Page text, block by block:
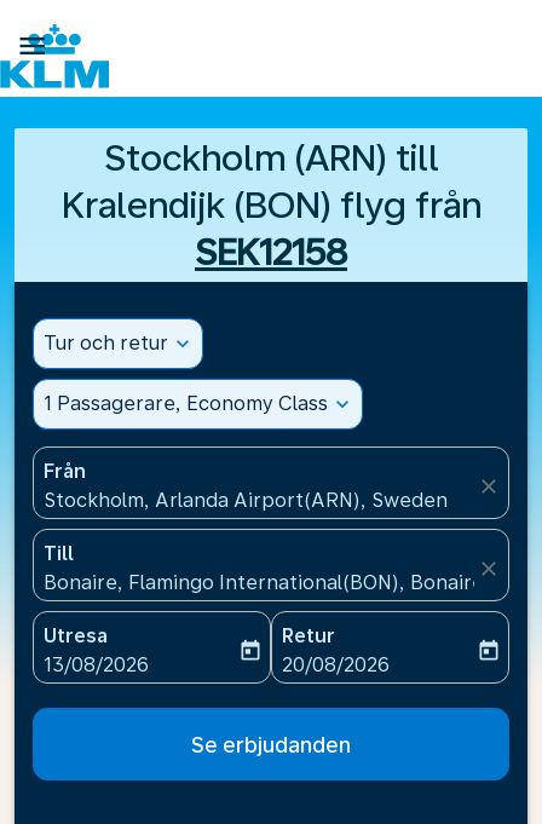

Stockholm (ARN) till
Kralendijk (BON) flyg från
SEK12158
Tur och retur expand_more
1 Passagerare, Economy Class expand_more
Från
Stockholm, Arlanda Airport(ARN), Sweden
close
Till
Bonaire, Flamingo International(BON), Bonaire, St
close
Utresa
fc-booking-departure-date-aria-label
13/08/2026
today
Retur
fc-booking-return-date-
20/08/2026
today
Se erbjudanden